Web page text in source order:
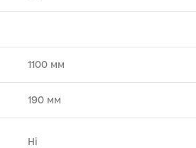
1100 мм
190 мм
Ні